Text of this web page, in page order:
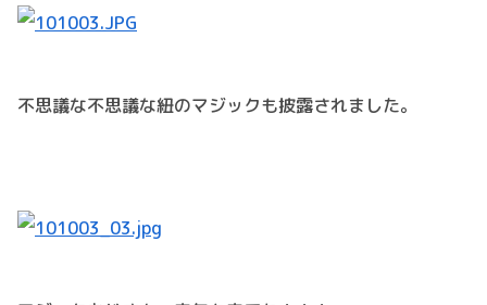
不思議な不思議な紐のマジックも披露されました。